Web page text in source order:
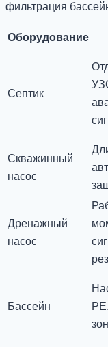
фильтрация
Оборудование
Септик
Скважинный
насос
Дренажный
насос
Бассейн